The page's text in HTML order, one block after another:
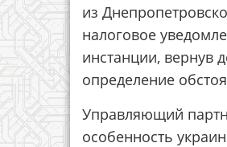
из
налоговое
инстанции, вернув
определение
Управляющий
особенность